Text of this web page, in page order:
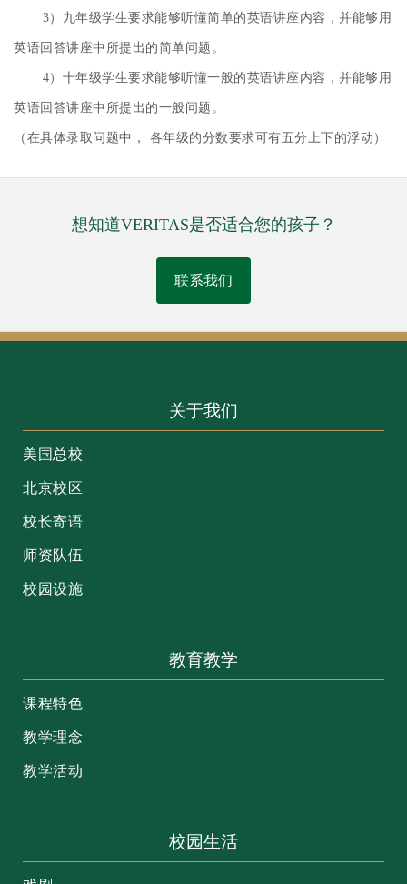
3）九年级学生要求能够听懂简单的英语讲座内容，并能够用
英语回答讲座中所提出的简单问题。
4）十年级学生要求能够听懂一般的英语讲座内容，并能够用
英语回答讲座中所提出的一般问题。
（在具体录取问题中， 各年级的分数要求可有五分上下的浮动）
想知道VERITAS是否适合您的孩子？
联系我们
关于我们
美国总校
北京校区
校长寄语
师资队伍
校园设施
教育教学
课程特色
教学理念
教学活动
校园生活